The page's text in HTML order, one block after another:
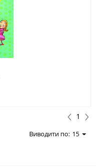
1
Виводити по: 15